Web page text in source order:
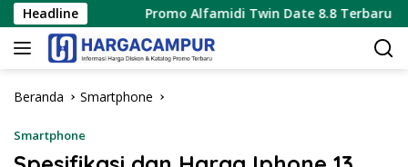
Langsung
ke
konten
Headline
2026 Promo Alfamidi Twin Date 8.8 Terbaru 8
Beranda Smartphone
Smartphone